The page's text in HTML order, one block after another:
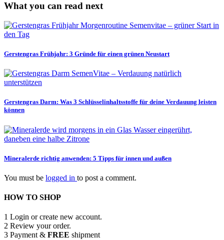
What you can read next
Gerstengras Frühjahr: 3 Gründe für einen grünen Neustart
Gerstengras Darm: Was 3 Schlüsselinhaltsstoffe für deine Verdauung leisten
können
Mineralerde richtig anwenden: 5 Tipps für innen und außen
You must be logged in to post a comment.
HOW TO SHOP
1 Login or create new account.
2 Review your order.
3 Payment & FREE shipment